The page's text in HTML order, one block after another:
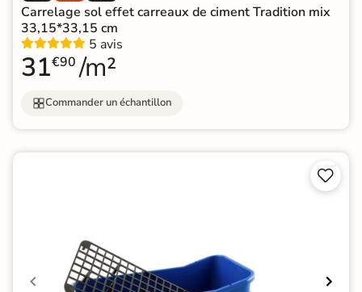
Carrelage sol effet carreaux de ciment Tradition mix
33,15*33,15 cm
5 avis
31€90 /m²
Commander un échantillon

